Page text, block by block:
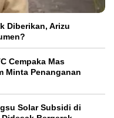
Diberikan, Arizu
Cempaka Mas
Minta Penanganan
Solar Subsidi di